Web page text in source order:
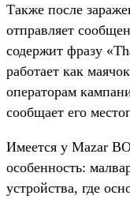
Также после
отправляет
содержит фразу
работает как
операторам
сообщает его
Имеется у Mazar
особенность:
устройства, где